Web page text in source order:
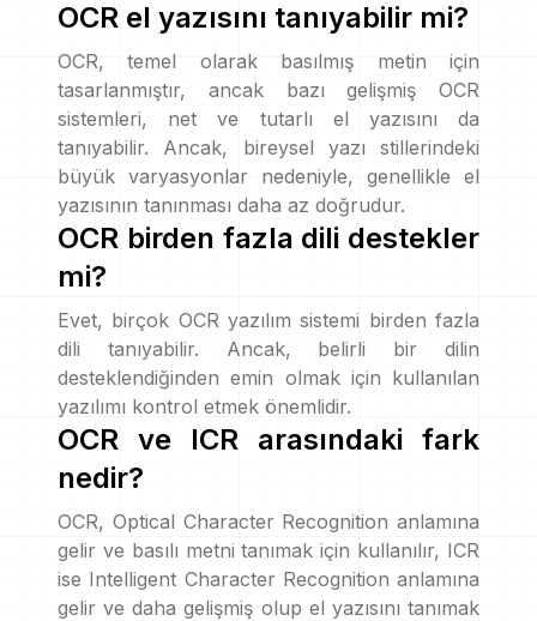
OCR el yazısını tanıyabilir mi?
OCR, temel olarak basılmış metin için
tasarlanmıştır, ancak bazı gelişmiş OCR
sistemleri, net ve tutarlı el yazısını da
tanıyabilir. Ancak, bireysel yazı stillerindeki
büyük varyasyonlar nedeniyle, genellikle el
yazısının tanınması daha az doğrudur.
OCR birden fazla dili destekler
mi?
Evet, birçok OCR yazılım sistemi birden fazla
dili tanıyabilir. Ancak, belirli bir dilin
desteklendiğinden emin olmak için kullanılan
yazılımı kontrol etmek önemlidir.
OCR ve ICR arasındaki fark
nedir?
OCR, Optical Character Recognition anlamına
gelir ve basılı metni tanımak için kullanılır, ICR
ise Intelligent Character Recognition anlamına
gelir ve daha gelişmiş olup el yazısını tanımak